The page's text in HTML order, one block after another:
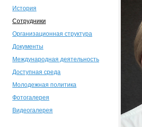
История
Сотрудники
Организационная структура
Документы
Международная деятельность
Доступная среда
Молодежная политика
Фотогалерея
Видеогалерея